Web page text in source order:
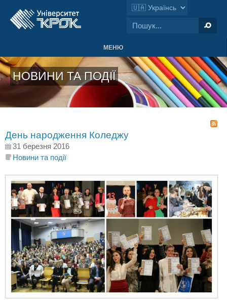
МЕНЮ
НОВИНИ ТА ПОДІЇ
День народження Коледжу
31 березня 2016
Новини та події